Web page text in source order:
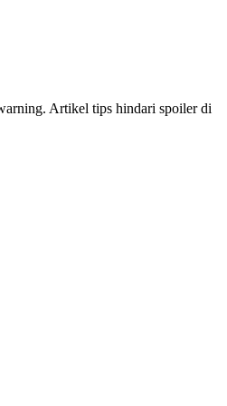
Artikel tips hindari spoiler di